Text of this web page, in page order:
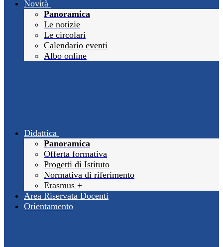
Novità
Panoramica
Le notizie
Le circolari
Calendario eventi
Albo online
Didattica
Panoramica
Offerta formativa
Progetti di Istituto
Normativa di riferimento
Erasmus +
Area Riservata Docenti
Orientamento